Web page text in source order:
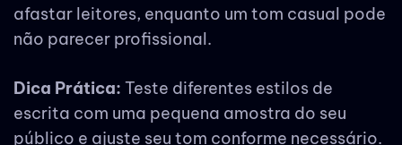
afastar leitores, enquanto um tom casual pode
não parecer profissional.
Dica Prática: Teste diferentes estilos de
escrita com uma pequena amostra do seu
público e ajuste seu tom conforme necessário.